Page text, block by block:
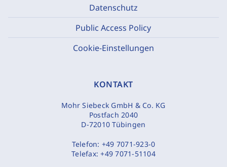
Datenschutz
Public Access Policy
Cookie-Einstellungen
KONTAKT
Mohr Siebeck GmbH & Co. KG
Postfach 2040
D-72010 Tübingen
Telefon: +49 7071-923-0
Telefax:+49 7071-51104